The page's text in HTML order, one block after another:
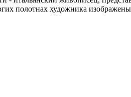
полотнах художника